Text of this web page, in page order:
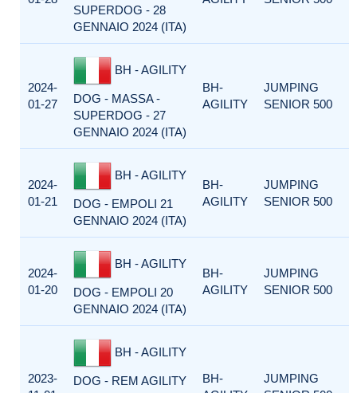
SUPERDOG - 28
GENNAIO 2024 (ITA)
2024-
01-27
BH - AGILITY
DOG - MASSA -
SUPERDOG - 27
GENNAIO 2024 (ITA)
BH-
AGILITY
JUMPING
SENIOR 500
2024-
01-21
BH - AGILITY
DOG - EMPOLI 21
GENNAIO 2024 (ITA)
BH-
AGILITY
JUMPING
SENIOR 500
2024-
01-20
BH - AGILITY
DOG - EMPOLI 20
GENNAIO 2024 (ITA)
BH-
AGILITY
JUMPING
SENIOR 500
2023-
BH - AGILITY
DOG - REM AGILITY
BH-
JUMPING